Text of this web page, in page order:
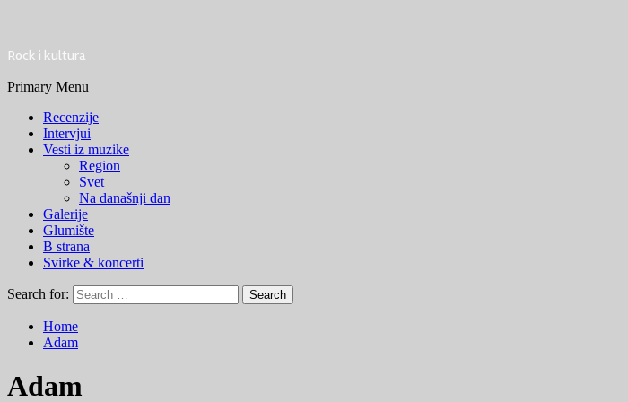
Rock i kultura
Primary Menu
Recenzije
Intervjui
Vesti iz muzike
Region
Svet
Na današnji dan
Galerije
Glumište
B strana
Svirke & koncerti
Search for:
Home
Adam
Adam